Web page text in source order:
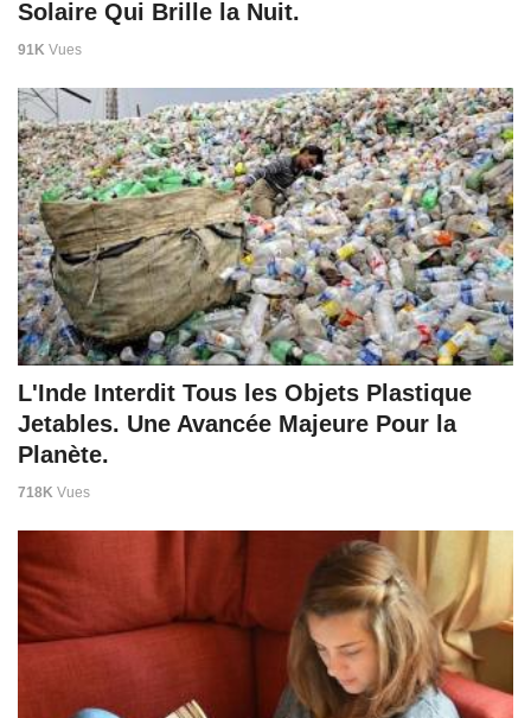
Solaire Qui Brille la Nuit.
91K Vues
L'Inde Interdit Tous les Objets Plastique
Jetables. Une Avancée Majeure Pour la
Planète.
718K Vues